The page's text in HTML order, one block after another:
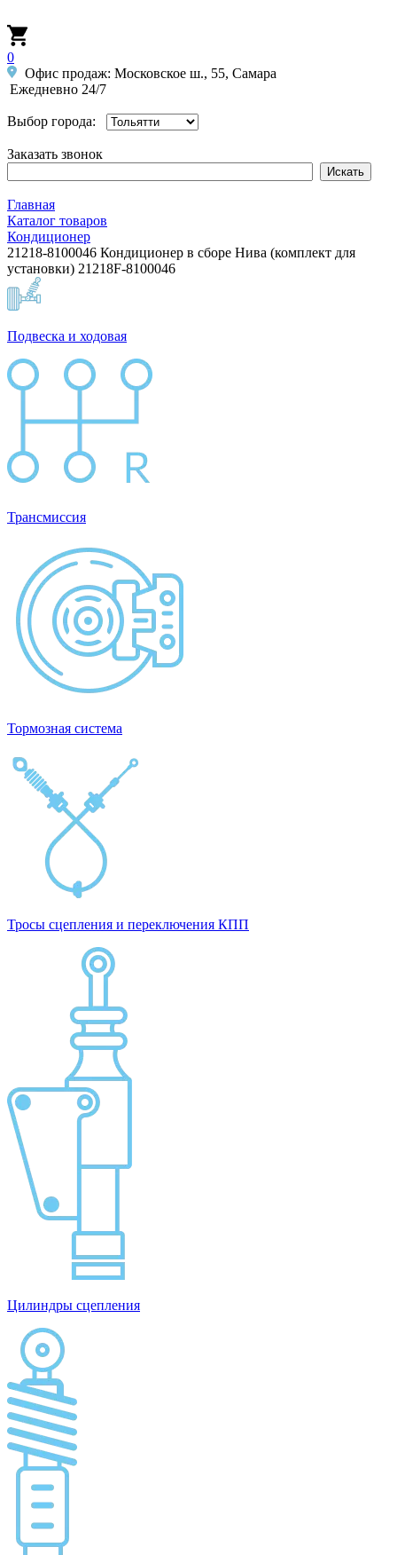
0
Офис продаж: Московское ш., 55, Самара
Ежедневно 24/7
Выбор города:
Заказать звонок
Главная
Каталог товаров
Кондиционер
21218-8100046 Кондиционер в сборе Нива (комплект для
установки) 21218F-8100046
Подвеска и ходовая
Трансмиссия
Тормозная система
Тросы сцепления и переключения КПП
Цилиндры сцепления